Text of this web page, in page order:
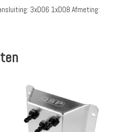
3xD06 1xD08 Afmeting: